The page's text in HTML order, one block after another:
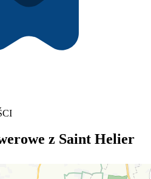
z Saint Helier